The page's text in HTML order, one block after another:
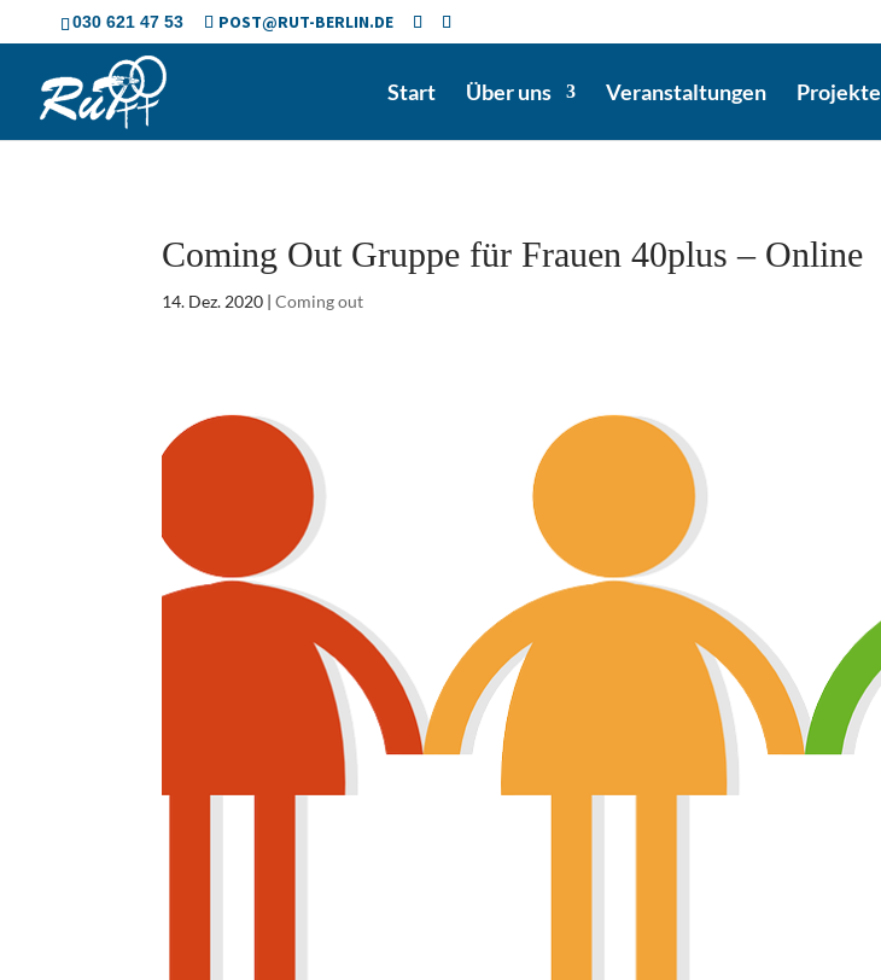
030 621 47 53 POST@RUT-BERLIN.DE
Start Über uns Veranstaltungen Projekte
Coming Out Gruppe für Frauen 40plus – Online
14. Dez. 2020 |Coming out